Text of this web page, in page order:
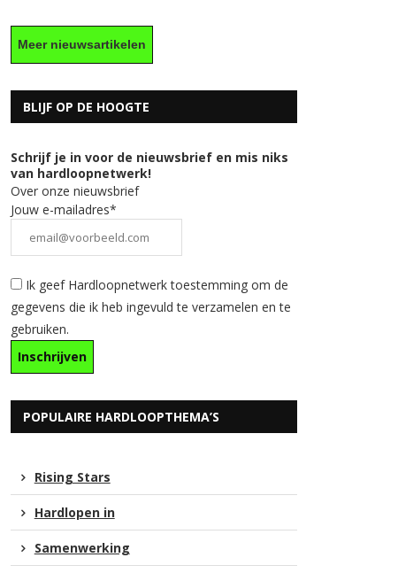
Meer nieuwsartikelen
BLIJF OP DE HOOGTE
Schrijf je in voor de nieuwsbrief en mis niks
van hardloopnetwerk!
Over onze nieuwsbrief
Jouw e-mailadres*
Ik geef Hardloopnetwerk toestemming om de
gegevens die ik heb ingevuld te verzamelen en te
gebruiken.
POPULAIRE HARDLOOPTHEMA’S
Rising Stars
Hardlopen in
Samenwerking